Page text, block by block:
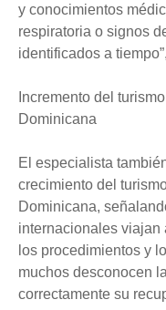
y conocimientos
respiratoria o signos
identificados a
Incremento del
Dominicana
El especialista
crecimiento del
Dominicana,
internacionales viajan
los procedimientos y
muchos desconocen
correctamente su